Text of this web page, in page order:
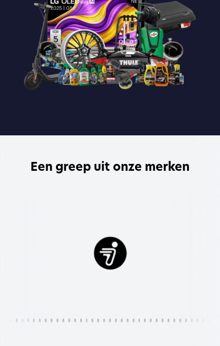
Een greep uit onze merken